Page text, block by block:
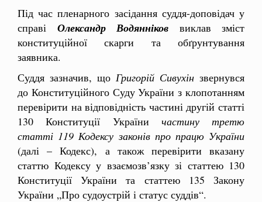
Під час пленарного засідання суддя-доповідач у
справі Олександр Водянніков виклав зміст
конституційної скарги та обґрунтування
заявника.
Суддя зазначив, що Григорій Сивухін звернувся
до Конституційного Суду України з клопотанням
перевірити на відповідність частині другій статті
130 Конституції України частину третю
статті 119 Кодексу законів про працю України
(далі – Кодекс), а також перевірити вказану
статтю Кодексу у взаємозв’язку зі статтею 130
Конституції України та статтею 135 Закону
України „Про судоустрій і статус суддів“.